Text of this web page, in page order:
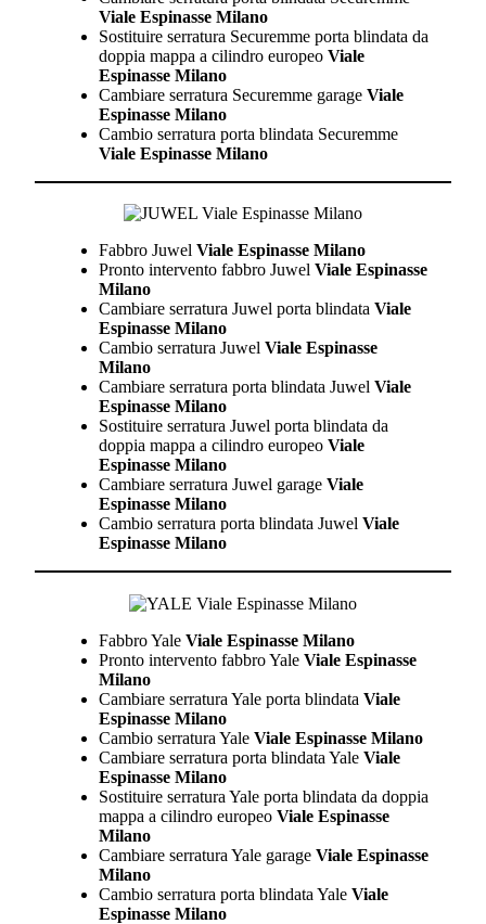
Viale Espinasse Milano
Sostituire serratura Securemme porta blindata da
doppia mappa a cilindro europeo Viale
Espinasse Milano
Cambiare serratura Securemme garage Viale
Espinasse Milano
Cambio serratura porta blindata Securemme
Viale Espinasse Milano
Fabbro Juwel Viale Espinasse Milano
Pronto intervento fabbro Juwel Viale Espinasse
Milano
Cambiare serratura Juwel porta blindata Viale
Espinasse Milano
Cambio serratura Juwel Viale Espinasse
Milano
Cambiare serratura porta blindata Juwel Viale
Espinasse Milano
Sostituire serratura Juwel porta blindata da
doppia mappa a cilindro europeo Viale
Espinasse Milano
Cambiare serratura Juwel garage Viale
Espinasse Milano
Cambio serratura porta blindata Juwel Viale
Espinasse Milano
Fabbro Yale Viale Espinasse Milano
Pronto intervento fabbro Yale Viale Espinasse
Milano
Cambiare serratura Yale porta blindata Viale
Espinasse Milano
Cambio serratura Yale Viale Espinasse Milano
Cambiare serratura porta blindata Yale Viale
Espinasse Milano
Sostituire serratura Yale porta blindata da doppia
mappa a cilindro europeo Viale Espinasse
Milano
Cambiare serratura Yale garage Viale Espinasse
Milano
Cambio serratura porta blindata Yale Viale
Espinasse Milano